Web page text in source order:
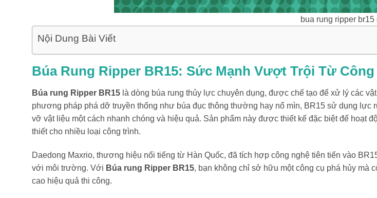
bua rung ripper br15
Nội Dung Bài Viết
Búa Rung Ripper BR15: Sức Mạnh Vượt Trội Từ
Búa rung Ripper BR15 là dòng búa rung thủy lực chuyên dụng, được chế tạo để xử lý các
phương pháp phá dỡ truyền thống như búa đục thông thường hay nổ mìn, BR15 sử dụng lực
vỡ vật liệu một cách nhanh chóng và hiệu quả. Sản phẩm này được thiết kế đặc biệt để hoạt
thiết cho nhiều loại công trình.
Daedong Maxrio, thương hiệu nổi tiếng từ Hàn Quốc, đã tích hợp công nghệ tiên tiến vào
với môi trường. Với Búa rung Ripper BR15, bạn không chỉ sở hữu một công cụ phá hủy mà
cao hiệu quả thi công.